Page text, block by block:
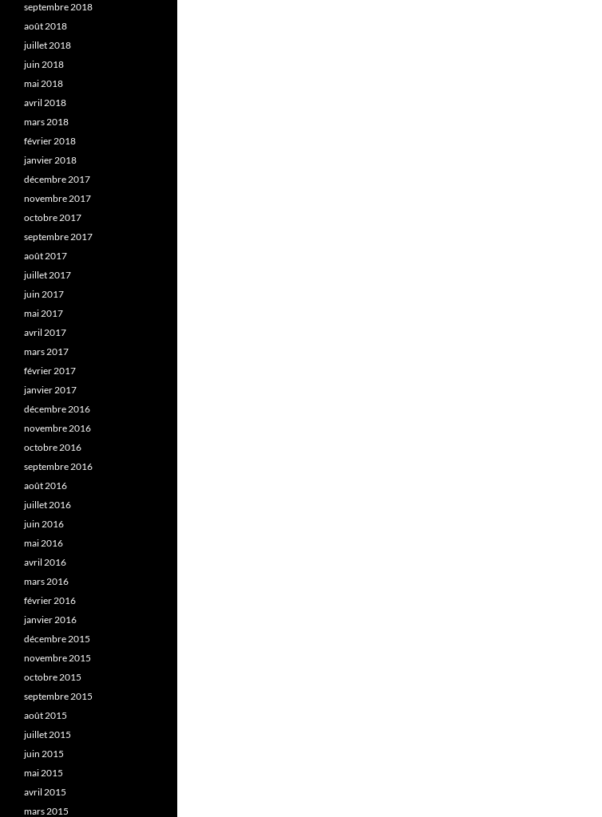
septembre 2018
août 2018
juillet 2018
juin 2018
mai 2018
avril 2018
mars 2018
février 2018
janvier 2018
décembre 2017
novembre 2017
octobre 2017
septembre 2017
août 2017
juillet 2017
juin 2017
mai 2017
avril 2017
mars 2017
février 2017
janvier 2017
décembre 2016
novembre 2016
octobre 2016
septembre 2016
août 2016
juillet 2016
juin 2016
mai 2016
avril 2016
mars 2016
février 2016
janvier 2016
décembre 2015
novembre 2015
octobre 2015
septembre 2015
août 2015
juillet 2015
juin 2015
mai 2015
avril 2015
mars 2015